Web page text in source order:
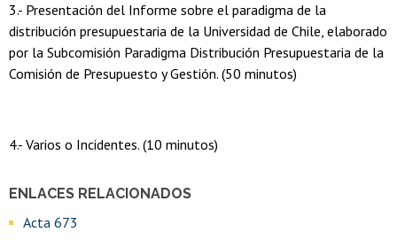
ENLACES RELACIONADOS
Acta 673
3.- Presentación del Informe sobre el paradigma de la
distribución presupuestaria de la Universidad de Chile, elaborado
por la Subcomisión Paradigma Distribución Presupuestaria de la
Comisión de Presupuesto y Gestión. (50 minutos)
4.- Varios o Incidentes. (10 minutos)